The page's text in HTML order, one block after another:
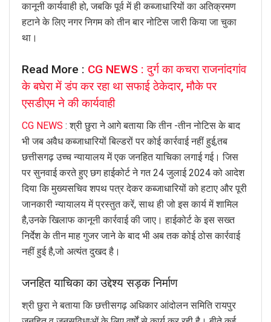
कानूनी कार्यवाही हो, जबकि पूर्व में ही कब्जाधारियों का अतिक्रमण
हटाने के लिए नगर निगम को तीन बार नोटिस जारी किया जा चुका
था।
Read More : CG NEWS : दुर्ग का कचरा राजनांदगांव
के बघेरा में डंप कर रहा था सफाई ठेकेदार, मौके पर
एसडीएम ने की कार्यवाही
CG NEWS : श्री छुरा ने आगे बताया कि तीन -तीन नोटिस के बाद
भी जब अवैध कब्जाधारियों बिल्डरों पर कोई कार्रवाई नहीं हुई,तब
छत्तीसगढ़ उच्च न्यायालय में एक जनहित याचिका लगाई गई। जिस
पर सुनवाई करते हुए छग हाईकोर्ट ने गत 24 जुलाई 2024 को आदेश
दिया कि मुख्यसचिव शपथ पत्र देकर कब्जाधारियों को हटाए और पूरी
जानकारी न्यायालय में प्रस्तुत करें, साथ ही जो इस कार्य में शामिल
है,उनके खिलाफ कानूनी कार्रवाई की जाए। हाईकोर्ट के इस सख्त
निर्देश के तीन माह गुजर जाने के बाद भी अब तक कोई ठोस कार्रवाई
नहीं हुई है,जो अत्यंत दुखद है।
जनहित याचिका का उद्देश्य सड़क निर्माण
श्री छुरा ने बताया कि छत्तीसगढ़ अधिकार आंदोलन समिति रायपुर